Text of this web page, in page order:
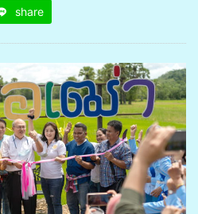
share